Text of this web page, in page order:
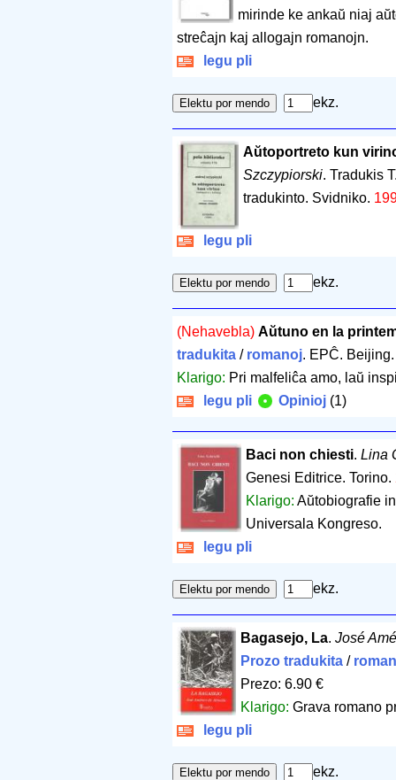
mirinde ke ankaŭ niaj
streĉajn kaj allogajn romanojn.
legu pli
ekz.
Aŭtoportreto kun
Szczypiorski. Tradukis
tradukinto. Svidniko.
legu pli
ekz.
(Nehavebla) Aŭtuno en la
tradukita / romanoj. EPĈ.
Klarigo: Pri malfeliĉa amo, laŭ
legu pli
Opinioj (1)
Baci non chiesti. Lina
Genesi Editrice. Torino.
Klarigo: Aŭtobiografie
Universala Kongreso.
legu pli
ekz.
Bagasejo, La.José
Prozo tradukita /
Prezo: 6.90 €
Klarigo:Grava romano
legu pli
ekz.